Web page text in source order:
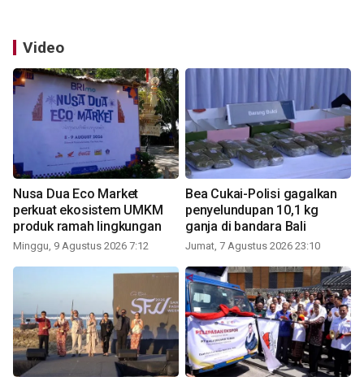
Video
Nusa Dua Eco Market
perkuat ekosistem UMKM
produk ramah lingkungan
Minggu, 9 Agustus 2026 7:12
Bea Cukai-Polisi gagalkan
penyelundupan 10,1 kg
ganja di bandara Bali
Jumat, 7 Agustus 2026 23:10